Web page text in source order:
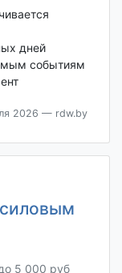
дней
событиям
2026 — rdw.by
5 000 руб